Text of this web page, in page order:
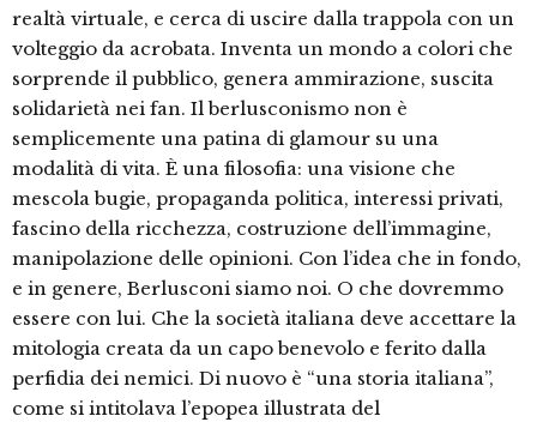
realtà virtuale, e cerca di uscire dalla trappola con un
volteggio da acrobata. Inventa un mondo a colori che
sorprende il pubblico, genera ammirazione, suscita
solidarietà nei fan. Il berlusconismo non è
semplicemente una patina di glamour su una
modalità di vita. È una filosofia: una visione che
mescola bugie, propaganda politica, interessi privati,
fascino della ricchezza, costruzione dell’immagine,
manipolazione delle opinioni. Con l’idea che in fondo,
e in genere, Berlusconi siamo noi. O che dovremmo
essere con lui. Che la società italiana deve accettare la
mitologia creata da un capo benevolo e ferito dalla
perfidia dei nemici. Di nuovo è “una storia italiana”,
come si intitolava l’epopea illustrata del